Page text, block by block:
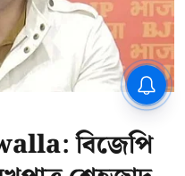
বিজেপি
লক্ষ নাম বিবেচনাধীন রেখে
প্রতিবাদ - আদালতের